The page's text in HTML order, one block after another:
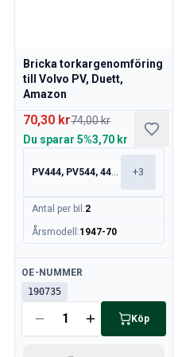
Kylsystem
Drivlina/Bakaxel
Motorreglage
Chassi & Styrning
Värmesystem & AC
Kaross
Sprangskisser (Förhandsvisning)
Volvo PV/Duett Sprangskisser
Volvo 1800 sprängskisser
Volvo 140 Sprängskisser
Volvo 164 Sprängskisser
Volvo 240 Sprängskisser
Bricka torkargenomföring
till Volvo PV, Duett,
Amazon
70,30 kr74,00 kr
Du sparar 5%3,70 kr
PV444, PV544, 445, 210 +3
Antal per bil :2
Årsmodell :1947-70
Tillgänglig
OE-NUMMER
190735
Köp